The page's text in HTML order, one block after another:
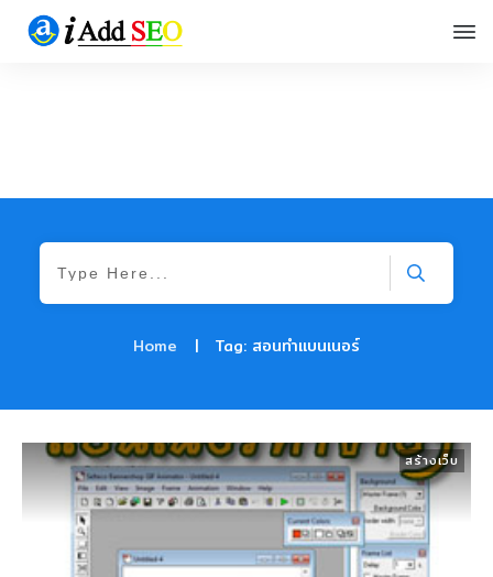
Home | Tag: สอนทำแบนเนอร์
สร้างเว็บ